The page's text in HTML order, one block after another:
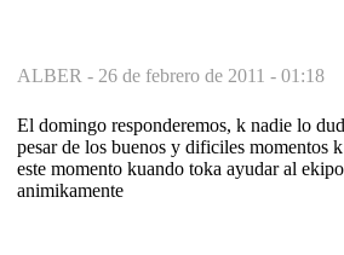
ALBER - 26 de febrero de 2011 - 01:18
El domingo responderemos, k nadie lo
pesar de los buenos y dificiles momentos
este momento kuando toka ayudar al
animikamente